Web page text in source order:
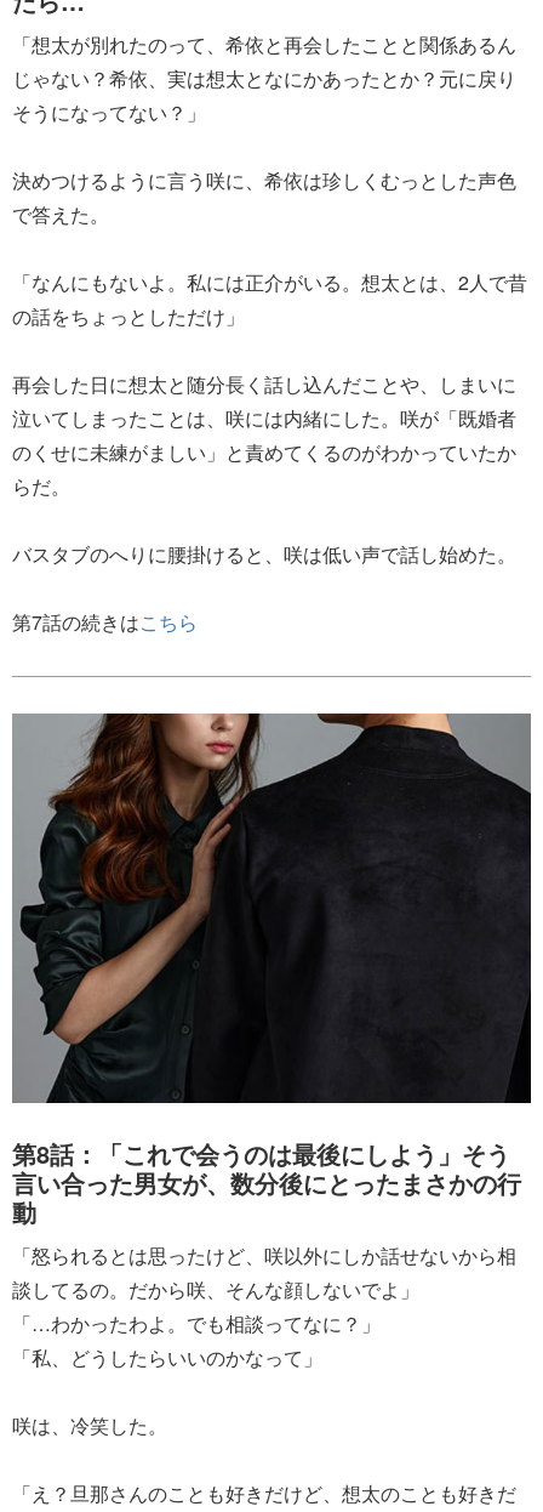
「想太が別れたのって、希依と再会したことと関係あるん
じゃない？希依、実は想太となにかあったとか？元に戻り
そうになってない？」
決めつけるように言う咲に、希依は珍しくむっとした声色
で答えた。
「なんにもないよ。私には正介がいる。想太とは、2人で昔
の話をちょっとしただけ」
再会した日に想太と随分長く話し込んだことや、しまいに
泣いてしまったことは、咲には内緒にした。咲が「既婚者
のくせに未練がましい」と責めてくるのがわかっていたか
らだ。
バスタブのへりに腰掛けると、咲は低い声で話し始めた。
第7話の続きはこちら
第8話：「これで会うのは最後にしよう」そう
言い合った男女が、数分後にとったまさかの行
動
「怒られるとは思ったけど、咲以外にしか話せないから相
談してるの。だから咲、そんな顔しないでよ」
「…わかったわよ。でも相談ってなに？」
「私、どうしたらいいのかなって」
咲は、冷笑した。
「え？旦那さんのことも好きだけど、想太のことも好きだ